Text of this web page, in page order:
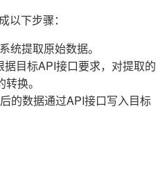
以下步骤：
统提取原始数据。
据目标API接口要求，对提取的
换。
的数据通过API接口写入目标